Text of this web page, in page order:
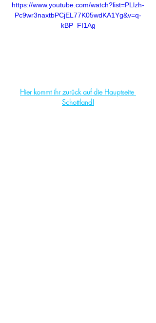
https://www.youtube.com/watch?list=PLlzh-
Pc9wr3naxtbPCjEL77K05wdKA1Yg&v=q-
kBP_FI1Ag
Hier kommt ihr zurück auf die Hauptseite
Schottland!